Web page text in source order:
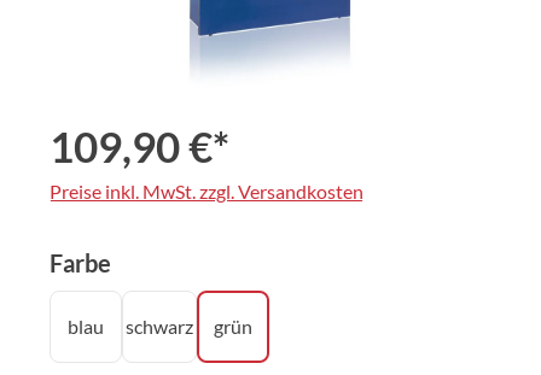
109,90 €*
Preise inkl. MwSt. zzgl. Versandkosten
Farbe
blau schwarz grün